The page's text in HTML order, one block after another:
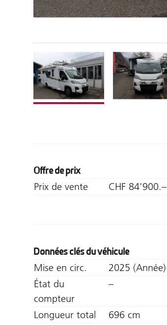
Offre de prix
Prix de vente CHF 84'900.–
Données clés du véhicule
Mise en circ.
2025 (Année)
État du
compteur
–
Longueur total
696 cm